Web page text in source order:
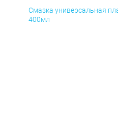
Смазка универсальная
400мл